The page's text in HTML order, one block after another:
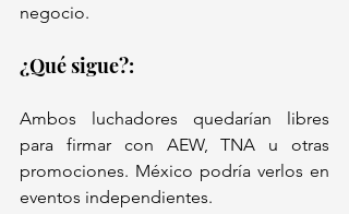
negocio.
¿Qué sigue?:
Ambos luchadores quedarían libres
para firmar con AEW, TNA u otras
promociones. México podría verlos en
eventos independientes.